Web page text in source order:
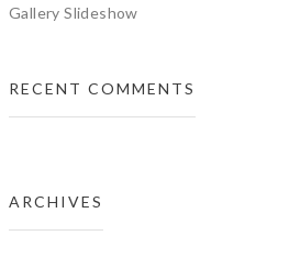
Gallery Slideshow
RECENT COMMENTS
ARCHIVES